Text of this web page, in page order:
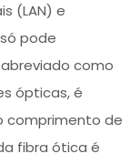
(LAN) e
pode
como
ópticas, é
comprimento de
fibra ótica é